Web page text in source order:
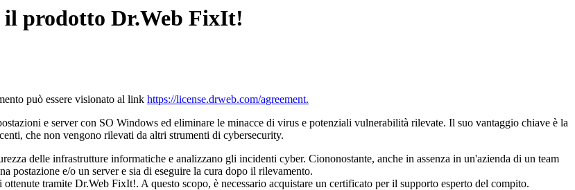
prodotto Dr.Web FixIt!
può essere visionato al link https://license.drweb.com/agreement.
e server con SO Windows ed eliminare le minacce di virus e potenziali vulnerabilità rilevate. Il suo vantaggio chiave è la
che non vengono rilevati da altri strumenti di cybersecurity.
delle infrastrutture informatiche e analizzano gli incidenti cyber. Ciononostante, anche in assenza in un'azienda di un team
postazione e/o un server e sia di eseguire la cura dopo il rilevamento.
tramite Dr.Web FixIt!. A questo scopo, è necessario acquistare un certificato per il supporto esperto del compito.